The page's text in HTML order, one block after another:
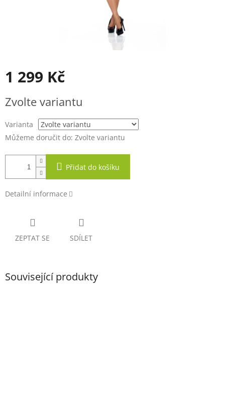
1 299 Kč
cena:
Zvolte variantu
Varianta
Můžeme doručit do: Zvolte variantu
Přidat do košíku
Detailní informace
ZEPTAT SE SDÍLET
Související produkty